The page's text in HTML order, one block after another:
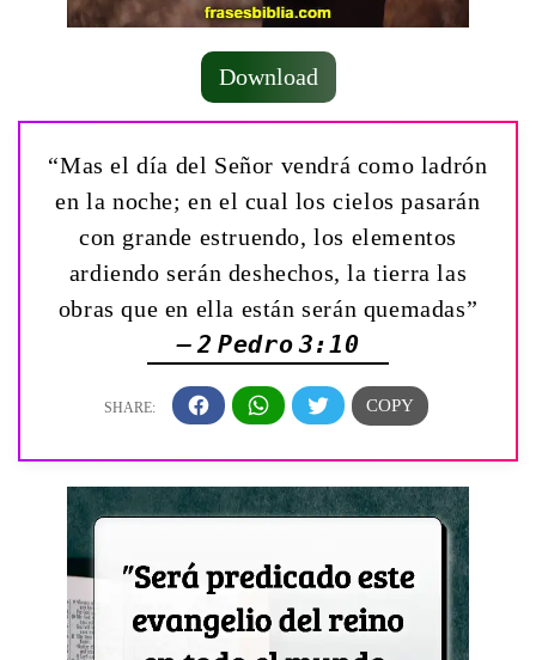
Download
“Mas el día del Señor vendrá como ladrón
en la noche; en el cual los cielos pasarán
con grande estruendo, los elementos
ardiendo serán deshechos, la tierra las
obras que en ella están serán quemadas”
— 2 Pedro 3:10